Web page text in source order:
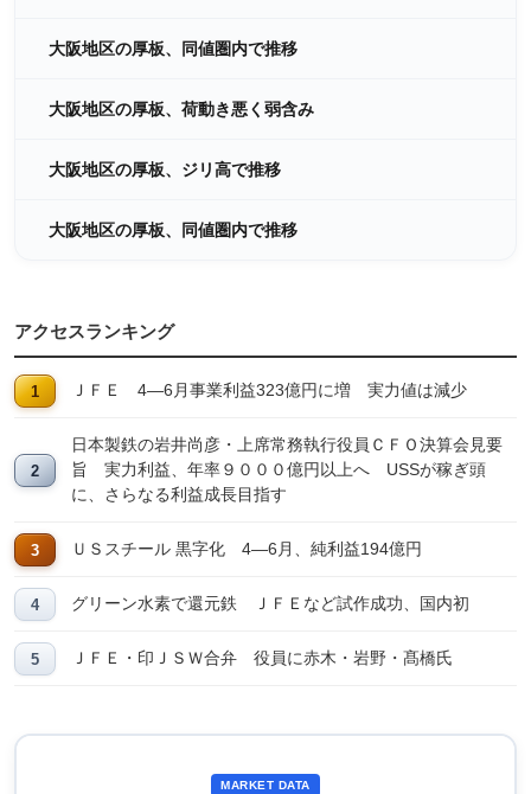
大阪地区の厚板、同値圏内で推移
大阪地区の厚板、荷動き悪く弱含み
大阪地区の厚板、ジリ高で推移
大阪地区の厚板、同値圏内で推移
アクセスランキング
ＪＦＥ 4―6月事業利益323億円に増 実力値は減少
日本製鉄の岩井尚彦・上席常務執行役員ＣＦＯ決算会見要
旨 実力利益、年率９０００億円以上へ USSが稼ぎ頭
に、さらなる利益成長目指す
ＵＳスチール 黒字化 4―6月、純利益194億円
グリーン水素で還元鉄 ＪＦＥなど試作成功、国内初
ＪＦＥ・印ＪＳＷ合弁 役員に赤木・岩野・髙橋氏
MARKET DATA